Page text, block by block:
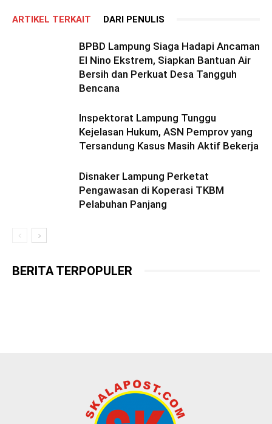
ARTIKEL TERKAIT DARI PENULIS
BPBD Lampung Siaga Hadapi Ancaman
El Nino Ekstrem, Siapkan Bantuan Air
Bersih dan Perkuat Desa Tangguh
Bencana
Inspektorat Lampung Tunggu
Kejelasan Hukum, ASN Pemprov yang
Tersandung Kasus Masih Aktif Bekerja
Disnaker Lampung Perketat
Pengawasan di Koperasi TKBM
Pelabuhan Panjang
BERITA TERPOPULER